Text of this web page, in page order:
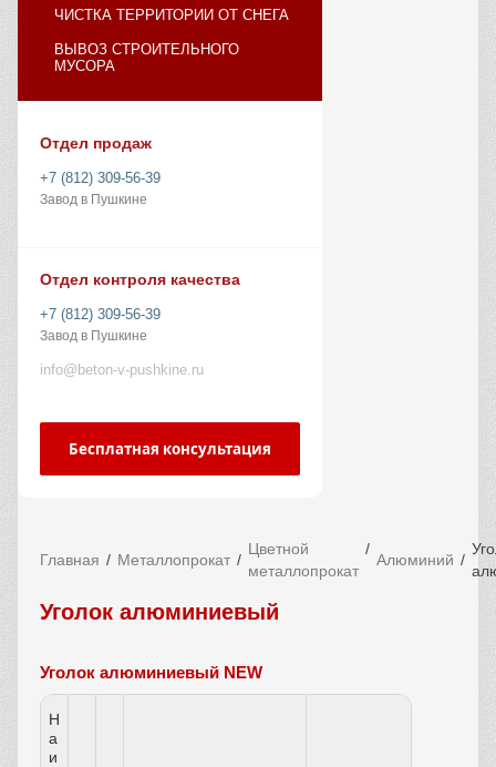
ЧИСТКА ТЕРРИТОРИИ ОТ СНЕГА
ВЫВОЗ СТРОИТЕЛЬНОГО
МУСОРА
Отдел продаж
+7 (812) 309-56-39
Завод в Пушкине
Отдел контроля качества
+7 (812) 309-56-39
Завод в Пушкине
info@beton-v-pushkine.ru
Бесплатная консультация
Главная Металлопрокат
Цветной
металлопрокат
Алюминий
Уголок алюминиевый
Уголок алюминиевый NEW
Н
а
и